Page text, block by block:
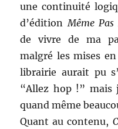
une continuité
d’éditionMême Pas
de vivre de ma
malgré les mises
librairie aurait pu
“Allez hop !” mais
quand même
Quant au contenu,